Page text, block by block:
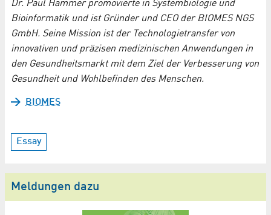
Dr. Paul Hammer promovierte in Systembiologie und
Bioinformatik und ist Gründer und CEO derBIOMES NGS
GmbH. Seine Mission ist der Technologietransfer von
innovativen und präzisen medizinischen Anwendungen in
den Gesundheitsmarkt mit dem Ziel der Verbesserung von
Gesundheit und Wohlbefinden des Menschen.
BIOMES
Essay
Meldungen dazu